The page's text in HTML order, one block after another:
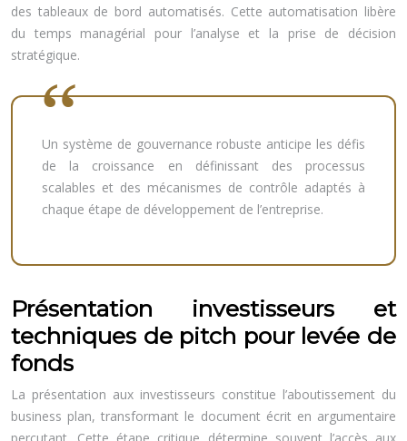
des tableaux de bord automatisés. Cette automatisation libère
du temps managérial pour l’analyse et la prise de décision
stratégique.
Un système de gouvernance robuste anticipe les défis
de la croissance en définissant des processus
scalables et des mécanismes de contrôle adaptés à
chaque étape de développement de l’entreprise.
Présentation investisseurs et
techniques de pitch pour levée de
fonds
La présentation aux investisseurs constitue l’aboutissement du
business plan, transformant le document écrit en argumentaire